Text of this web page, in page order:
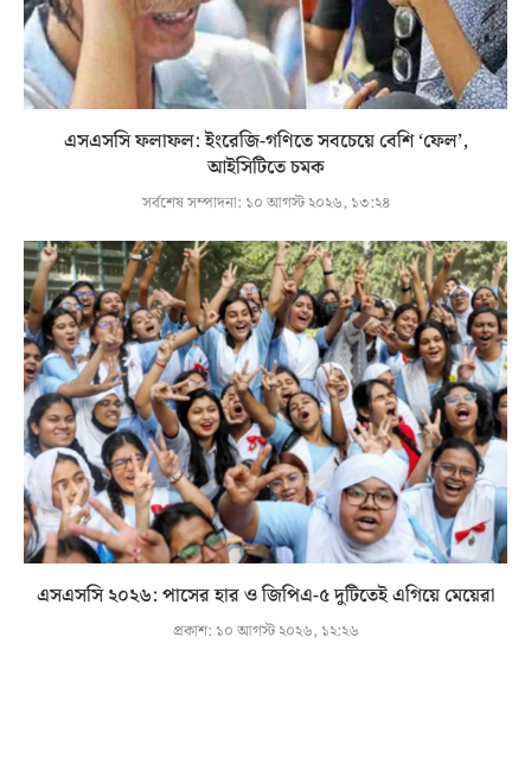
এসএসসি ফলাফল: ইংরেজি-গণিতে সবচেয়ে বেশি ‘ফেল’,
আইসিটিতে চমক
সর্বশেষ সম্পাদনা: ১০ আগস্ট ২০২৬, ১৩:২৪
এসএসসি ২০২৬: পাসের হার ও জিপিএ-৫ দুটিতেই এগিয়ে মেয়েরা
প্রকাশ: ১০ আগস্ট ২০২৬, ১২:২৬